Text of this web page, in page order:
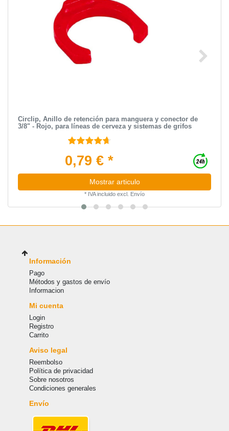
Circlip, Anillo de retención para manguera y conector de
3/8" - Rojo, para líneas de cerveza y sistemas de grifos
0,79 € *
Mostrar articulo
* IVA incluido excl. Envío
Información
Pago
Métodos y gastos de envío
Informacion
Mi cuenta
Login
Registro
Carrito
Aviso legal
Reembolso
Política de privacidad
Sobre nosotros
Condiciones generales
Envío